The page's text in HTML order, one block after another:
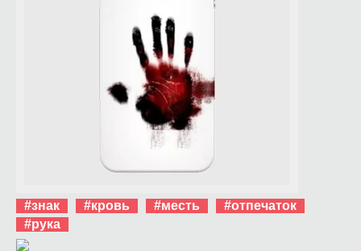
#знак #кровь #месть
#отпечаток
#рука